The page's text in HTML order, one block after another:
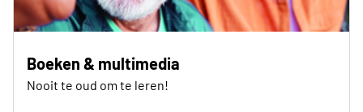
Boeken & multimedia
Nooit te oud om te leren!